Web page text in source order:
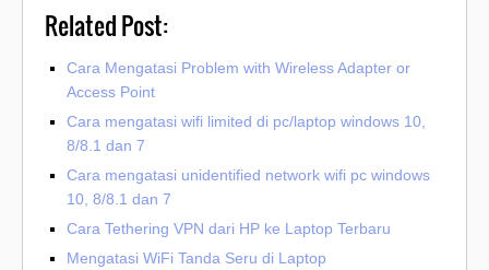
Related Post:
Cara Mengatasi Problem with Wireless Adapter or
Access Point
Cara mengatasi wifi limited di pc/laptop windows 10,
8/8.1 dan 7
Cara mengatasi unidentified network wifi pc windows
10, 8/8.1 dan 7
Cara Tethering VPN dari HP ke Laptop Terbaru
Mengatasi WiFi Tanda Seru di Laptop